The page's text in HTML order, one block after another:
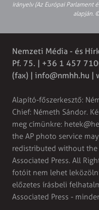
irányelv (Az Európai Parlament
alapján.
Nemzeti Média - és
Pf. 75. | +36 1 457
(fax) | info@nmhh.hu |
Alapító-főszerkesztő:
Chief: Németh Sándor.
meg címünkre:
the AP photo service
redistributed without
Associated Press. All
fotóit nem lehet
előzetes írásbeli
Associated Press -